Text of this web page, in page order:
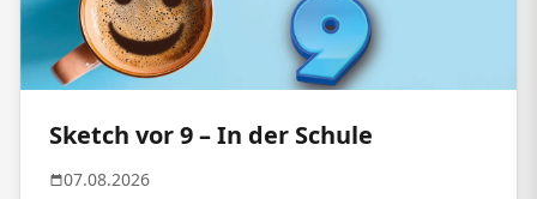
Sketch vor 9 – In der Schule
07.08.2026